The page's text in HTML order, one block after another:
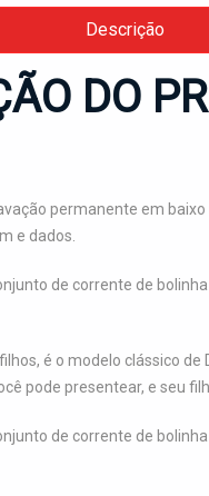
Descrição
DO
permanente em
e dados.
de corrente de
é o modelo clássico
pode presentear, e seu
de corrente de